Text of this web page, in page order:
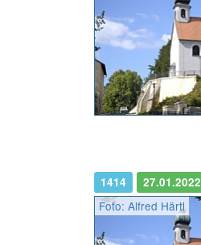
1414 27.01.2022
Foto: Alfred Härtl